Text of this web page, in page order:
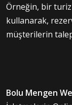
Örneğin, bir
kullanarak,
müşterilerin
Bolu Mengen